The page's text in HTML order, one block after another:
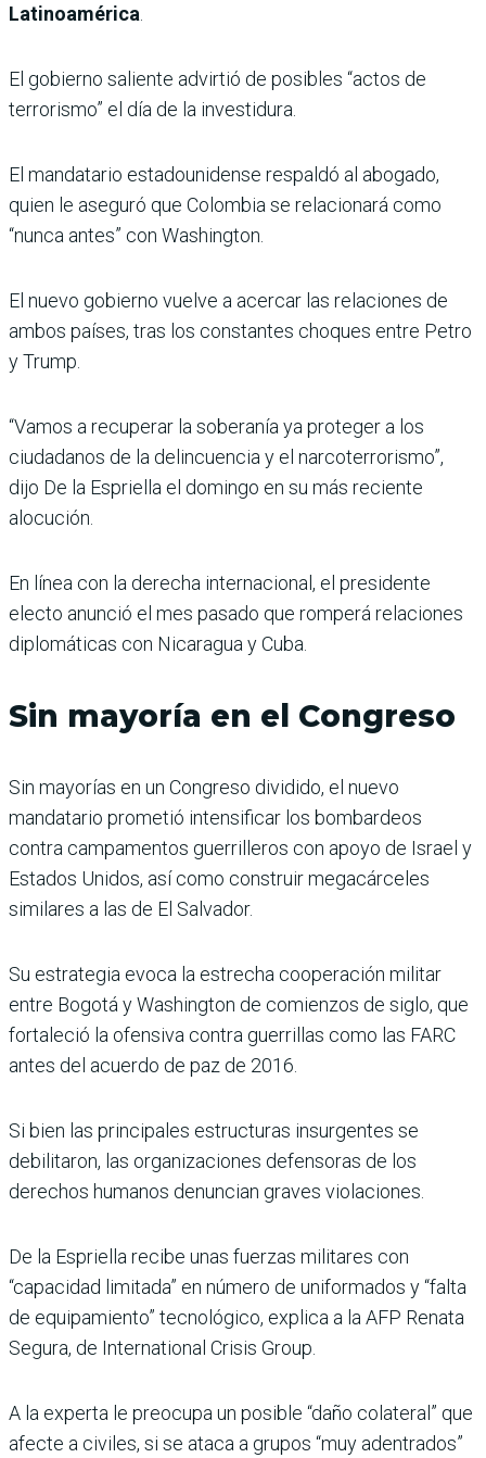
Latinoamérica
El gobierno saliente advirtió de posibles “actos de
terrorismo” el día de la investidura.
El mandatario estadounidense respaldó al abogado,
quien le aseguró que Colombia se relacionará como
“nunca antes” con Washington.
El nuevo gobierno vuelve a acercar las relaciones de
ambos países, tras los constantes choques entre Petro
y Trump.
“Vamos a recuperar la soberanía ya proteger a los
ciudadanos de la delincuencia y el narcoterrorismo”,
dijo De la Espriella el domingo en su más reciente
alocución.
En línea con la derecha internacional, el presidente
electo anunció el mes pasado que romperá relaciones
diplomáticas con Nicaragua y Cuba.
Sin mayoría en el Congreso
Sin mayorías en un Congreso dividido, el nuevo
mandatario prometió intensificar los bombardeos
contra campamentos guerrilleros con apoyo de Israel y
Estados Unidos, así como construir megacárceles
similares a las de El Salvador.
Su estrategia evoca la estrecha cooperación militar
entre Bogotá y Washington de comienzos de siglo, que
fortaleció la ofensiva contra guerrillas como las FARC
antes del acuerdo de paz de 2016.
Si bien las principales estructuras insurgentes se
debilitaron, las organizaciones defensoras de los
derechos humanos denuncian graves violaciones.
De la Espriella recibe unas fuerzas militares con
“capacidad limitada” en número de uniformados y “falta
de equipamiento” tecnológico, explica a la AFP Renata
Segura, de International Crisis Group.
A la experta le preocupa un posible “daño colateral” que
afecte a civiles, si se ataca a grupos “muy adentrados”